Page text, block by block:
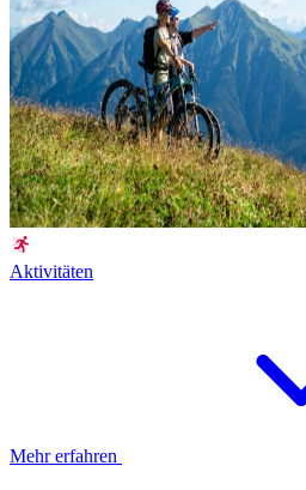
Aktivitäten
Mehr erfahren